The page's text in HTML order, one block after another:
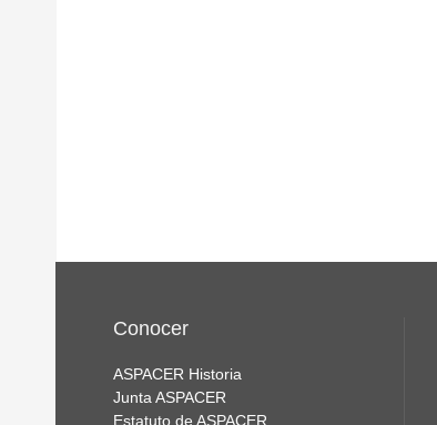
Conocer
ASPACER Historia
Junta ASPACER
Estatuto de ASPACER